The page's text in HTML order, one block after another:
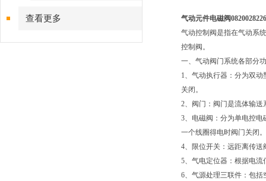
查看更多
气动元件电磁阀0820028226
气动控制阀是指在气动系
控制阀。
一、气动阀门系统各部分
1、气动执行器：分为双
关闭。
2、阀门：阀门是流体输送
3、电磁阀：分为单电控
一个线圈得电时阀门关闭。
4、限位开关：远距离传
5、气电定位器：根据电流
6、气源处理三联件：包